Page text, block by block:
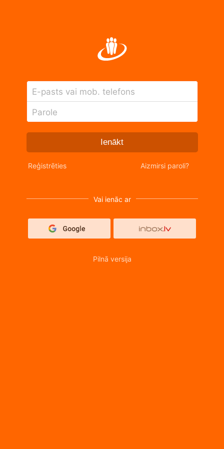
E-pasts vai mob. telefons
Parole
Ienākt
Reģistrēties Aizmirsi paroli?
Vai ienāc ar
Pilnā versija